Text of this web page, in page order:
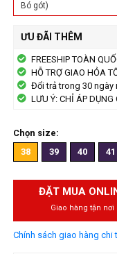
Bó gót)
ƯU ĐÃI THÊM
FREESHIP TOÀN
HỖ TRỢ GIAO HỎA
Đổi trả trong 30 ngày
LƯU Ý: CHỈ ÁP DỤNG
Chọn size:
38
39 40 41
ĐẶT MUA
Giao hàng tận nơi
Chính sách giao hàng chi